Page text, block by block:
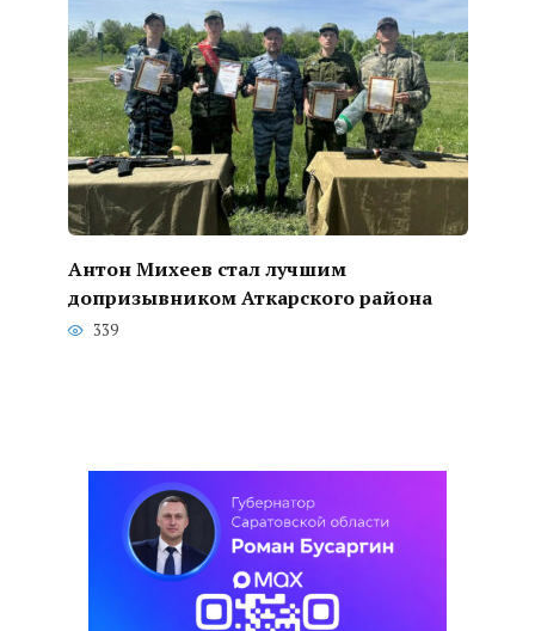
Антон Михеев стал лучшим
допризывником Аткарского района
339